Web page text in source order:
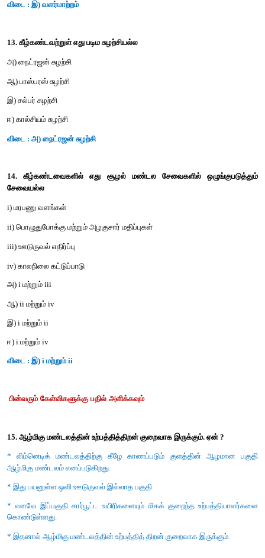
விடை : ஈ) ஆ மற்றும் இ
11. கீழ்கண்ட வரைபடம் குறிப்பது?
அ) ஒரு புல்வெளி சூழல் மண்டலத்தின் எண்ணிக்கை பிரமிட்
இ) ஒரு வனச் சூழல் மண்டலத்தின் எண்ணிக்கை பிரமிட்
ஈ) ஒரு குளச் சூழல் மண்டலத்தின் உயிரித்திரள்
பிரமிட் விடை : ஈ) ஒரு குளச் சூழல் மண்டலத்தின் உயிரித்திரள்
அல்ல.
அ) வடிதல்
ஆ) சிதைமாற்றம்
இ) வளர்மாற்றம்
ஈ) துணுக்காதல்